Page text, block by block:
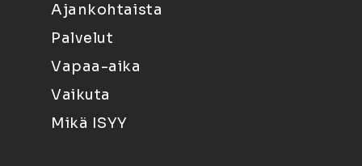
Ajankohtaista
Palvelut
Vapaa-aika
Vaikuta
Mikä ISYY